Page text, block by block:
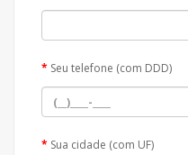
Seu telefone (com DDD)
Sua cidade (com UF)